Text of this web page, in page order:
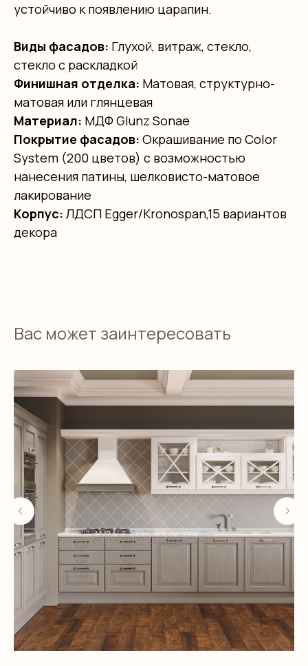
устойчиво к появлению царапин.
Виды фасадов: Глухой, витраж, стекло,
стекло с раскладкой
Финишная отделка: Матовая, структурно-
матовая или глянцевая
Материал: МДФ Glunz Sonae
Покрытие фасадов: Окрашивание по Color
System (200 цветов) с возможностью
нанесения патины, шелковисто-матовое
лакирование
Корпус: ЛДСП Egger/Kronospan,15 вариантов
декора
Вас может заинтересовать